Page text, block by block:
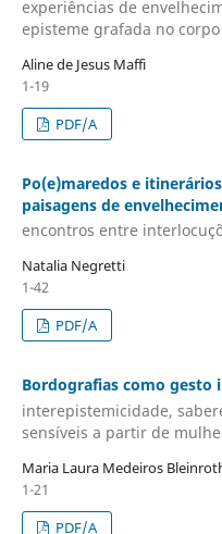
experiências de
episteme grafada no
Aline de Jesus Maffi
1-19
PDF/A
Po(e)maredos e
paisagens de
encontros entre
Natalia Negretti
1-42
PDF/A
Bordografias como gesto
interepistemicidade,
sensíveis a partir de
Maria Laura Medeiros
1-21
PDF/A